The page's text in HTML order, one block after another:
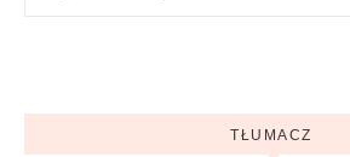
TŁUMACZ